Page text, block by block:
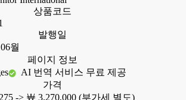
상품코드
발행일
월
페이지 정보
AI 번역 서비스 무료 제공
가격
-> ￦ 3,270,000 (부가세 별도)